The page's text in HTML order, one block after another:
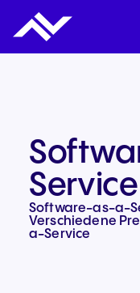
Service
Software-as-a-
Verschiedene
a-Service